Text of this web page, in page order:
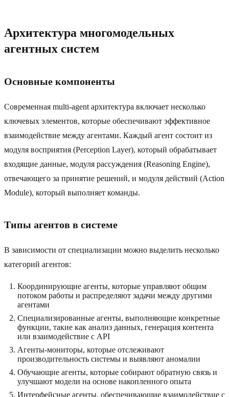
Архитектура многомодельных
агентных систем
Основные компоненты
Современная multi-agent архитектура включает несколько
ключевых элементов, которые обеспечивают эффективное
взаимодействие между агентами. Каждый агент состоит из
модуля восприятия (Perception Layer), который обрабатывает
входящие данные, модуля рассуждения (Reasoning Engine),
отвечающего за принятие решений, и модуля действий (Action
Module), который выполняет команды.
Типы агентов в системе
В зависимости от специализации можно выделить несколько
категорий агентов:
Координирующие агенты, которые управляют общим
потоком работы и распределяют задачи между другими
агентами
Специализированные агенты, выполняющие конкретные
функции, такие как анализ данных, генерация контента
или взаимодействие с API
Агенты-мониторы, которые отслеживают
производительность системы и выявляют аномалии
Обучающие агенты, которые собирают обратную связь и
улучшают модели на основе накопленного опыта
Интерфейсные агенты, обеспечивающие взаимодействие с